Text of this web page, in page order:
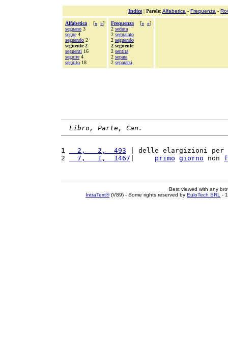
Indice| Parole: Alfabetica - Frequenza -
Alfabetica [« »]
seguano 3
segue 4
seguendo 2
seguente 2
seguenti 16
seguire 4
seguito 18
Frequenza [« »]
2 seduta
2 segnalato
2 seguendo
2 seguente
2 sentita
2 separa
2 separarsi
Libro, Parte, Can.
1
  2,   2,  493
| delle elargizioni
2
  7,   1,  1467
primo giorno non
Best viewed with any
IntraText®(V89) - Some rights reserved by EuloTech SRL -